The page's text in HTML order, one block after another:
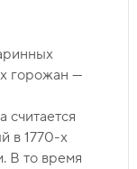
горожан —
в 1770-х
В то время